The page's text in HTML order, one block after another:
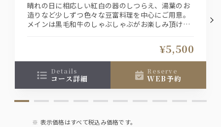
晴れの日に相応しい紅白の器のしつらえ、湯葉のお
造りなど少しずつ色々な豆富料理を中心にご用意。
メインは黒毛和牛のしゃぶしゃぶがお楽しみ頂ける
¥5,500
details
コース詳細
reserve
WEB予約
表示価格はすべて税込み価格です。